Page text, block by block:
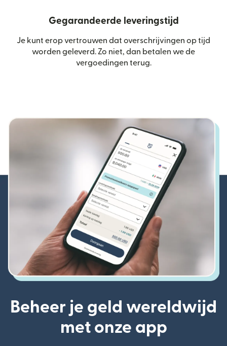
Gegarandeerde leveringstijd
Je kunt erop vertrouwen dat overschrijvingen op tijd
worden geleverd. Zo niet, dan betalen we de
vergoedingen terug.
Beheer je geld wereldwijd
met onze app